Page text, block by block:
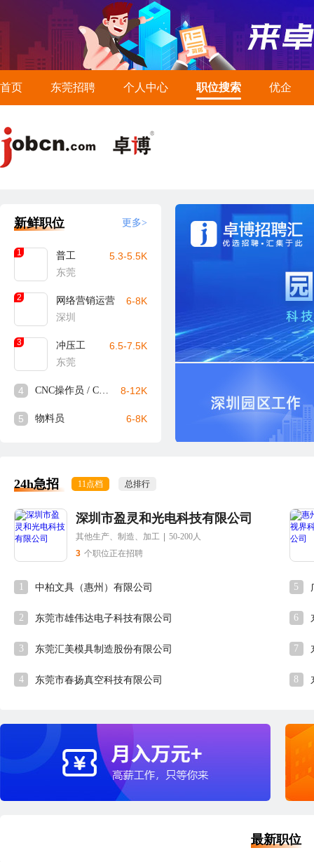
首页 东莞招聘 个人中心 职位搜索 优企
新鲜职位 更多>
1
普工
东莞
5.3-5.5K
2
网络营销运营
深圳
6-8K
3
冲压工
东莞
6.5-7.5K
4 CNC操作员 / CNC师傅 8-12K
5 物料员 6-8K
24h急招 11点档 总排行
深圳市盈灵和光电科技有限公司
其他生产、制造、加工
50-200人
3 个职位正在招聘
1 中柏文具（惠州）有限公司
2 东莞市雄伟达电子科技有限公司
3 东莞汇美模具制造股份有限公司
4 东莞市春扬真空科技有限公司
5
6
7
8
最新职位